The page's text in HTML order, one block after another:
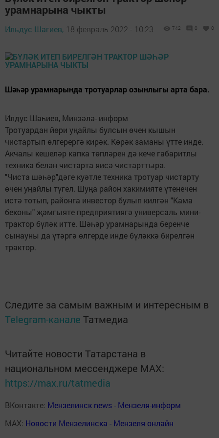
урамнарына чыкты
Ильдус Шагиев, 18 февраль 2022 - 10:23 742 0 0
Шәһәр урамнарында тротуарлар озынлыгы арта бара.
Илдус Шаһиев, Минзәлә- информ
Тротуардан йөри уңайлы булсын өчен кышын
чистартып өлгерергә кирәк. Көрәк заманы үтте инде.
Акчалы кешеләр капка төпләрен дә кече габаритлы
техника белән чистарта яисә чистарттыра.
"Чиста шәһәр"дәге куәтле техника тротуар чистарту
өчен уңайлы түгел. Шуңа район хакимияте үтенечен
истә тотып, районга инвестор булып килгән "Кама
беконы" җәмгыяте предприятиягә универсаль мини-
трактор бүләк итте. Шәһәр урамнарында беренче
сынауны да үтәргә өлгерде инде бүләккә бирелгән
трактор.
Следите за самым важным и интересным в
Telegram-канале Татмедиа
Читайте новости Татарстана в
национальном мессенджере MАХ:
https://max.ru/tatmedia
ВКонтакте: Мензелинск news - Мензеля-информ
MAX: Новости Мензелинска - Мензеля онлайн